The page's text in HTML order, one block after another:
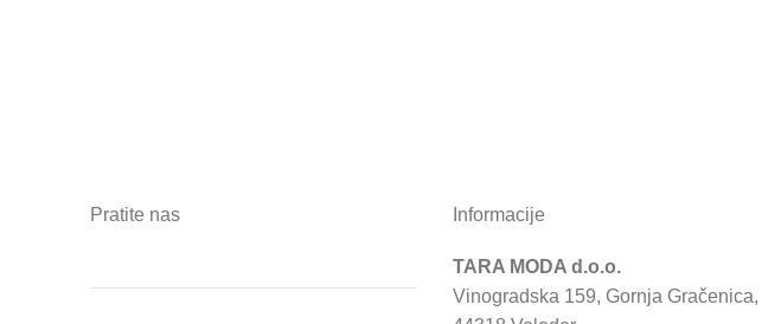
Pratite nas Informacije
TARA MODA d.o.o.
Vinogradska 159, Gornja Gračenica,